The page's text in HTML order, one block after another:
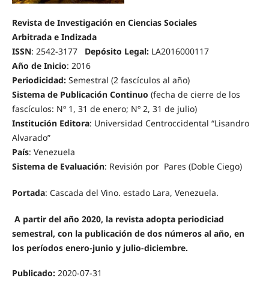
Revista de Investigación en Ciencias Sociales
Arbitrada e Indizada
ISSN: 2542-3177 Depósito Legal: LA2016000117
Año de Inicio: 2016
Periodicidad: Semestral (2 fascículos al año)
Sistema de Publicación Continuo (fecha de cierre de los
fascículos: Nº 1, 31 de enero; Nº 2, 31 de julio)
Institución Editora: Universidad Centroccidental “Lisandro
Alvarado”
País: Venezuela
Sistema de Evaluación: Revisión por Pares (Doble Ciego)
Portada: Cascada del Vino. estado Lara, Venezuela.
A partir del año 2020, la revista adopta periodiciad
semestral, con la publicación de dos números al año, en
los períodos enero-junio y julio-diciembre.
Publicado: 2020-07-31